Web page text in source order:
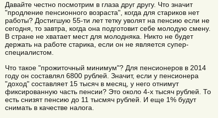
Давайте честно посмотрим в глаза друг другу. Что значит
"продление пенсионного возраста", когда для стариков нет
работы? Достигшую 55-ти лет тетку уволят на пенсию если не
сегодня, то завтра, когда она подготовит себе молодую смену.
В стране не хватает мест для молодняка. Никто не будет
держать на работе старика, если он не является супер-
специалистом.
Что такое "прожиточный минимум"? Для пенсионеров в 2014
году он составлял 6800 рублей. Значит, если у пенсионера
"доход" составляет 15 тысяч в месяц, у него отнимут
фиксированную часть пенсии? Это около 4-х тысяч рублей. То
есть снизят пенсию до 11 тысмяч рублей. И еще 1% будут
снимать в качестве налога.